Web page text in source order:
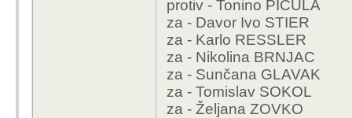
protiv - Tonino PICULA
za - Davor Ivo STIER
za - Karlo RESSLER
za - Nikolina BRNJAC
za - Sunčana GLAVAK
za - Tomislav SOKOL
za - Željana ZOVKO